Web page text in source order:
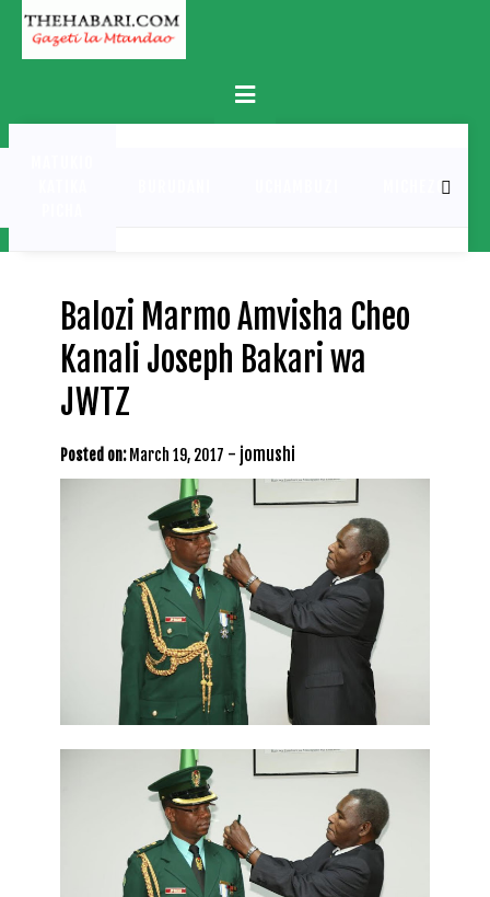
Skip
content
Primary
Menu
MICHEZO
Balozi Marmo Amvisha Cheo
Kanali Joseph Bakari wa
JWTZ
Posted on: March 19, 2017 - jomushi